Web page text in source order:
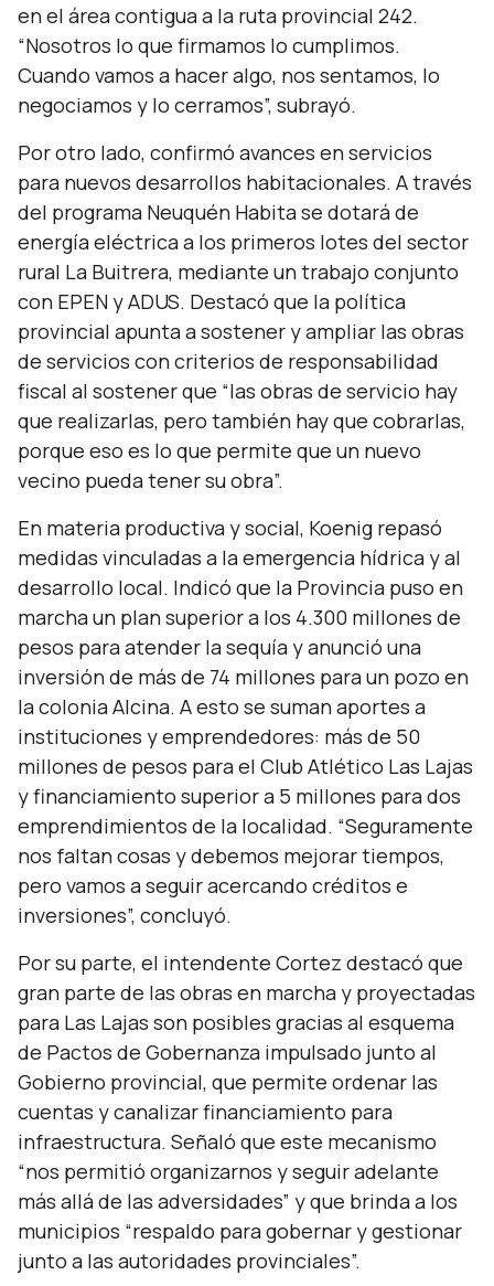
en el área contigua a la ruta provincial 242.
“Nosotros lo que firmamos lo cumplimos.
Cuando vamos a hacer algo, nos sentamos, lo
negociamos y lo cerramos”, subrayó.
Por otro lado, confirmó avances en servicios
para nuevos desarrollos habitacionales. A través
del programa Neuquén Habita se dotará de
energía eléctrica a los primeros lotes del sector
rural La Buitrera, mediante un trabajo conjunto
con EPEN y ADUS. Destacó que la política
provincial apunta a sostener y ampliar las obras
de servicios con criterios de responsabilidad
fiscal al sostener que “las obras de servicio hay
que realizarlas, pero también hay que cobrarlas,
porque eso es lo que permite que un nuevo
vecino pueda tener su obra”.
En materia productiva y social, Koenig repasó
medidas vinculadas a la emergencia hídrica y al
desarrollo local. Indicó que la Provincia puso en
marcha un plan superior a los 4.300 millones de
pesos para atender la sequía y anunció una
inversión de más de 74 millones para un pozo en
la colonia Alcina. A esto se suman aportes a
instituciones y emprendedores: más de 50
millones de pesos para el Club Atlético Las Lajas
y financiamiento superior a 5 millones para dos
emprendimientos de la localidad. “Seguramente
nos faltan cosas y debemos mejorar tiempos,
pero vamos a seguir acercando créditos e
inversiones”, concluyó.
Por su parte, el intendente Cortez destacó que
gran parte de las obras en marcha y proyectadas
para Las Lajas son posibles gracias al esquema
de Pactos de Gobernanza impulsado junto al
Gobierno provincial, que permite ordenar las
cuentas y canalizar financiamiento para
infraestructura. Señaló que este mecanismo
“nos permitió organizarnos y seguir adelante
más allá de las adversidades” y que brinda a los
municipios “respaldo para gobernar y gestionar
junto a las autoridades provinciales”.